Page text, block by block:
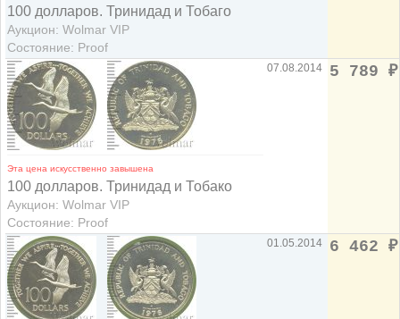
100 долларов. Тринидад и Тобаго
Аукцион: Wolmar VIP
Состояние: Proof
Эта цена искусственно завышена
100 долларов. Тринидад и Тобако
Аукцион: Wolmar VIP
Состояние: Proof
07.08.2014 5 789 ₽
01.05.2014 6 462 ₽